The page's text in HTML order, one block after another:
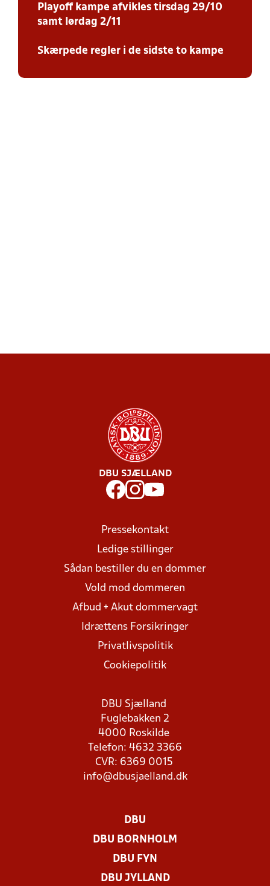
Playoff kampe afvikles tirsdag 29/10
samt lørdag 2/11
Skærpede regler i de sidste to kampe
DBU SJÆLLAND
Pressekontakt
Ledige stillinger
Sådan bestiller du en dommer
Vold mod dommeren
Afbud + Akut dommervagt
Idrættens Forsikringer
Privatlivspolitik
Cookiepolitik
DBU Sjælland
Fuglebakken 2
4000 Roskilde
Telefon: 4632 3366
CVR: 6369 0015
info@dbusjaelland.dk
DBU
DBU BORNHOLM
DBU FYN
DBU JYLLAND